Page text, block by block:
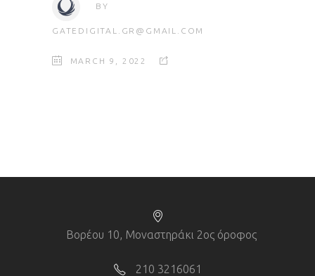
BY
GATEDIGITAL.GR@GMAIL.COM
MARCH 9, 2022
Βορέου 10, Μοναστηράκι 2ος όροφος
210 3216061